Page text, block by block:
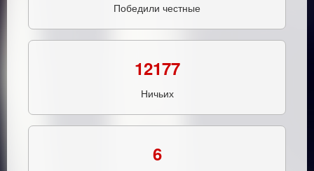
Победили честные
12177
Ничьих
6